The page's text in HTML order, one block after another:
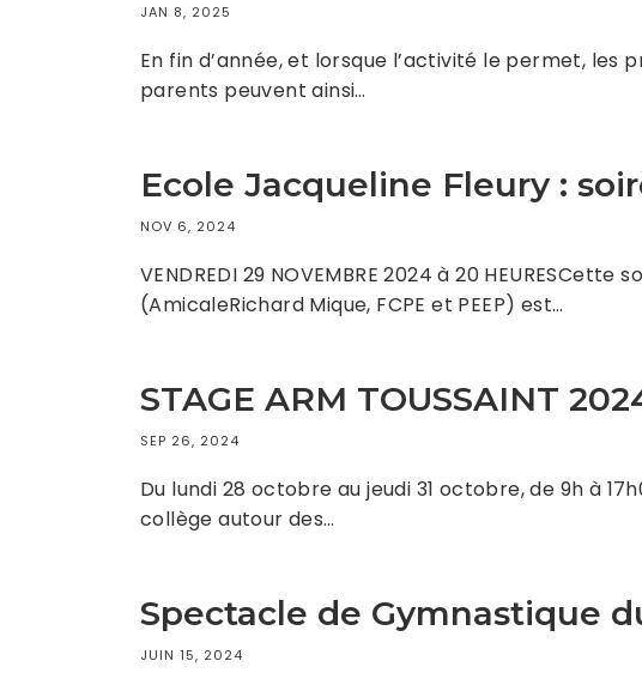
JAN 8, 2025
En fin d’année, et lorsque l’activité le permet,
parents peuvent ainsi…
Ecole Jacqueline Fleury :
NOV 6, 2024
VENDREDI 29 NOVEMBRE 2024 à 20
(AmicaleRichard Mique, FCPE et PEEP) est…
STAGE ARM TOUSSAINT
SEP 26, 2024
Du lundi 28 octobre au jeudi 31 octobre, de 9h à
collège autour des…
Spectacle de Gymnastique
JUIN 15, 2024